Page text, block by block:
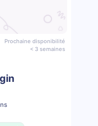
Prochaine disponibilité
< 3 semaines